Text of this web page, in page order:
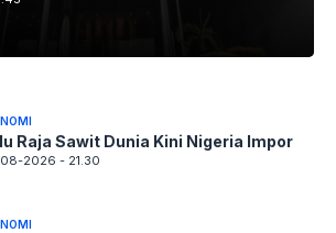
Raja Sawit Dunia Kini Nigeria Impor
2026 - 21.30